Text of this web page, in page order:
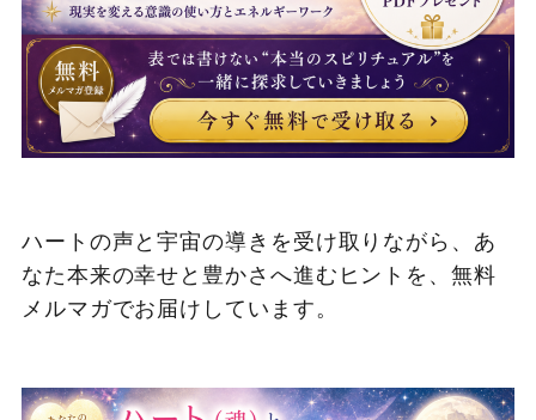
ハートの声と宇宙の導きを受け取りながら、あ
なた本来の幸せと豊かさへ進むヒントを、無料
メルマガでお届けしています。